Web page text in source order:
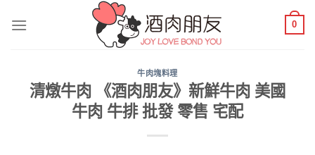
0
牛肉塊料理
清燉牛肉 《酒肉朋友》新鮮牛肉 美國
牛肉 牛排 批發 零售 宅配